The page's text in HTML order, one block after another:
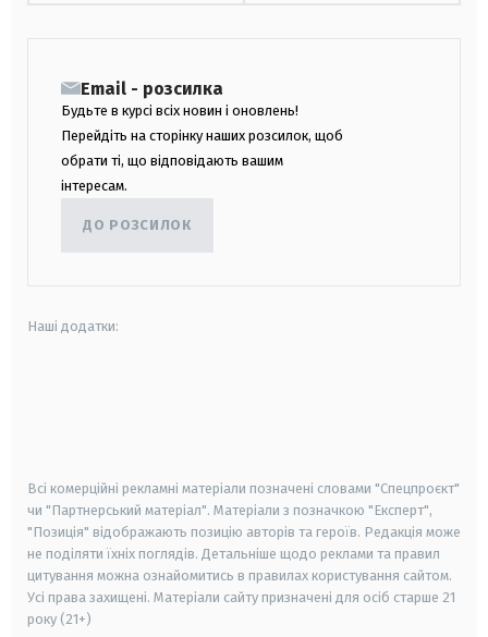
Email - розсилка
Будьте в курсі всіх новин і оновлень!
Перейдіть на сторінку наших розсилок, щоб
обрати ті, що відповідають вашим
інтересам.
ДО РОЗСИЛОК
Наші додатки:
Всі комерційні рекламні матеріали позначені словами "Спецпроєкт"
чи "Партнерський матеріал". Матеріали з позначкою "Експерт",
"Позиція" відображають позицію авторів та героїв. Редакція може
не поділяти їхніх поглядів. Детальніше щодо реклами та правил
цитування можна ознайомитись в правилах користування сайтом.
Усі права захищені. Матеріали сайту призначені для осіб старше 21
року (21+)